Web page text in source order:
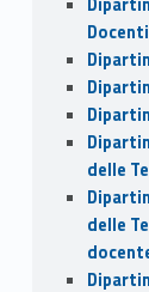
Docenti
delle
delle